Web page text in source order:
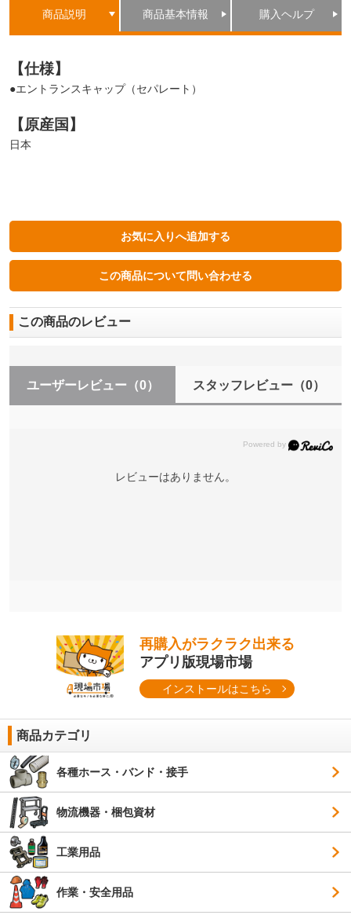
商品説明 商品基本情報 購入ヘルプ
【仕様】
●エントランスキャップ（セパレート）
【原産国】
日本
この商品のレビュー
ユーザーレビュー （0） スタッフレビュー（0）
レビューはありません。
再購入がラクラク出来る
アプリ版現場市場
インストールはこちら
商品カテゴリ
各種ホース・バンド・接手
物流機器・梱包資材
工業用品
作業・安全用品